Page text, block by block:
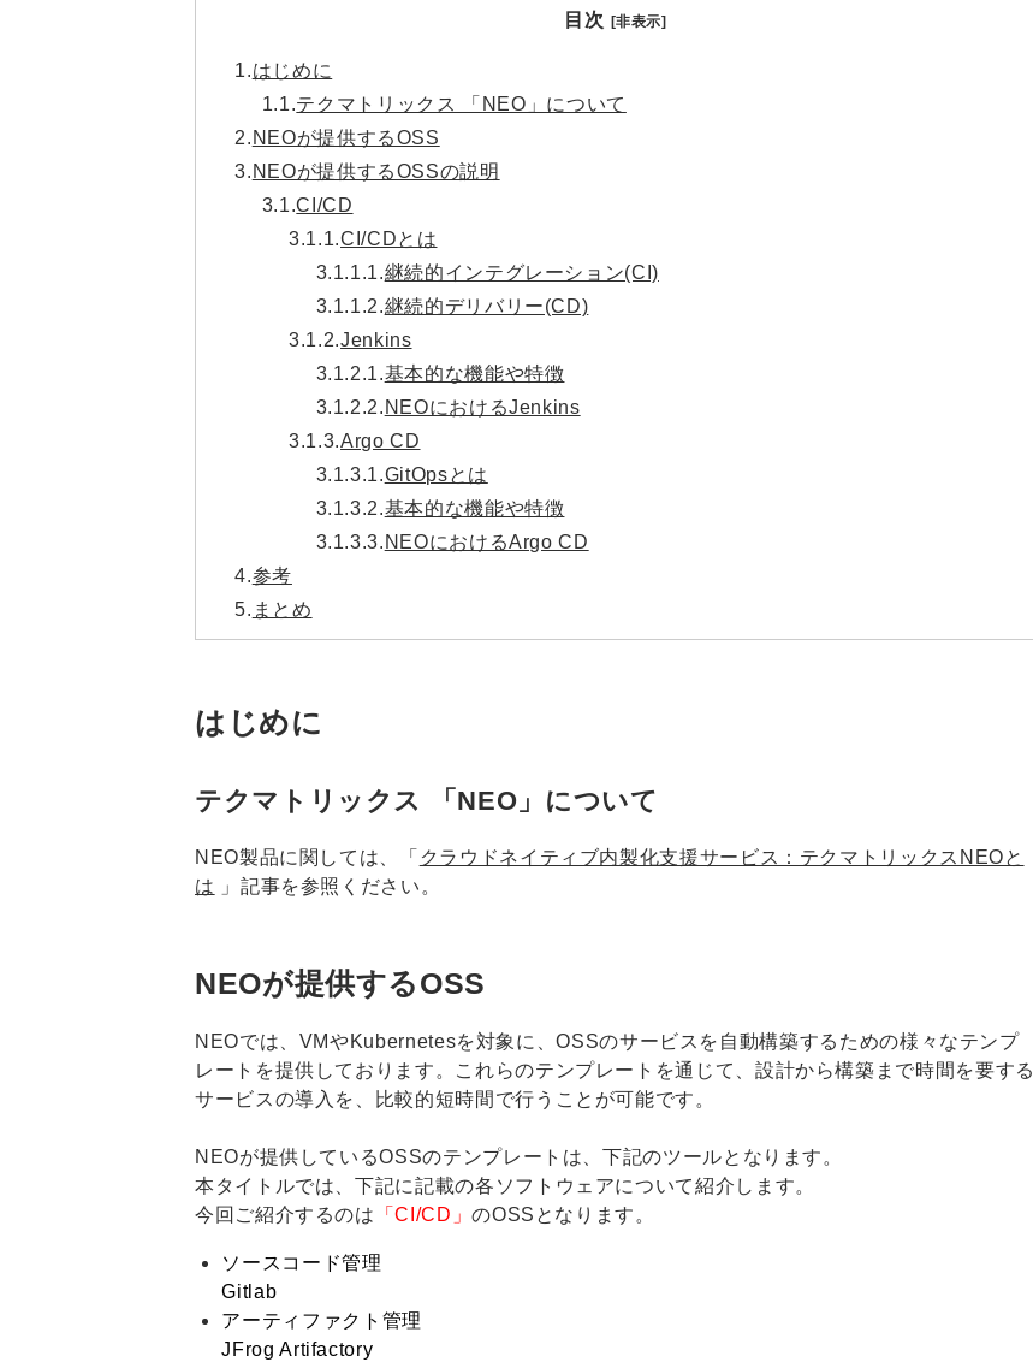
目次 [非表示]
1.はじめに
1.1.テクマトリックス 「NEO」について
2. NEOが提供するOSS
3. NEOが提供するOSSの説明
3.1.CI/CD
3.1.1.CI/CDとは
3.1.1.1.継続的インテグレーション(CI)
3.1.1.2.継続的デリバリー(CD)
3.1.2.Jenkins
3.1.2.1.基本的な機能や特徴
3.1.2.2. NEOにおけるJenkins
3.1.3.Argo CD
3.1.3.1.GitOpsとは
3.1.3.2.基本的な機能や特徴
3.1.3.3. NEOにおけるArgo CD
4.参考
5. まとめ
はじめに
テクマトリックス 「NEO」について
NEO製品に関しては、「​​​​​​​ クラウドネイティブ内製化支援サービス：テクマトリックスNEOと
は 」記事を参照ください。
NEOが提供するOSS
NEOでは、VMやKubernetesを対象に、OSSのサービスを自動構築するための様々なテンプ
レートを提供しております。これらのテンプレートを通じて、設計から構築まで時間を要する
サービスの導入を、比較的短時間で行うことが可能です。
NEOが提供しているOSSのテンプレートは、下記のツールとなります。
本タイトルでは、下記に記載の各ソフトウェアについて紹介します。
今回ご紹介するのは
「CI/CD」のOSSとなります。
ソースコード管理
Gitlab
アーティファクト管理
JFrog Artifactory